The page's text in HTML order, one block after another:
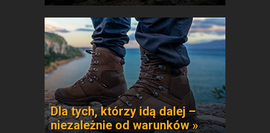
Dla tych, którzy idą dalej –
niezależnie od warunków »